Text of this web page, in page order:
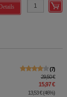
Details
7
29,50 €
15,97 €
13,53 €(46%)